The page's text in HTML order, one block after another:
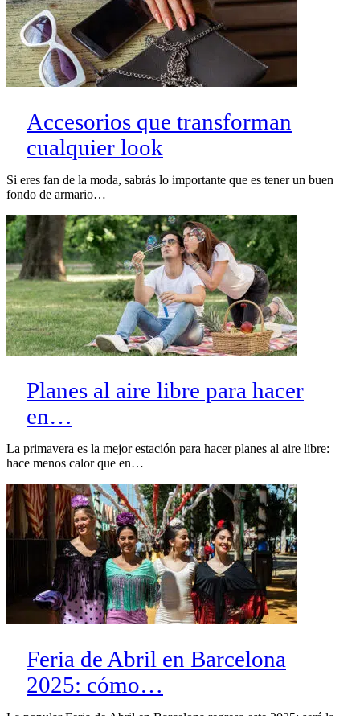
Accesorios que transforman
cualquier look
Si eres fan de la moda, sabrás lo importante que es tener un buen
fondo de armario…
Planes al aire libre para hacer
en…
La primavera es la mejor estación para hacer planes al aire libre:
hace menos calor que en…
Feria de Abril en Barcelona
2025: cómo…